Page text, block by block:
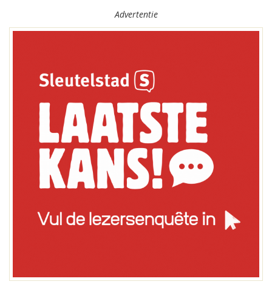
Advertentie